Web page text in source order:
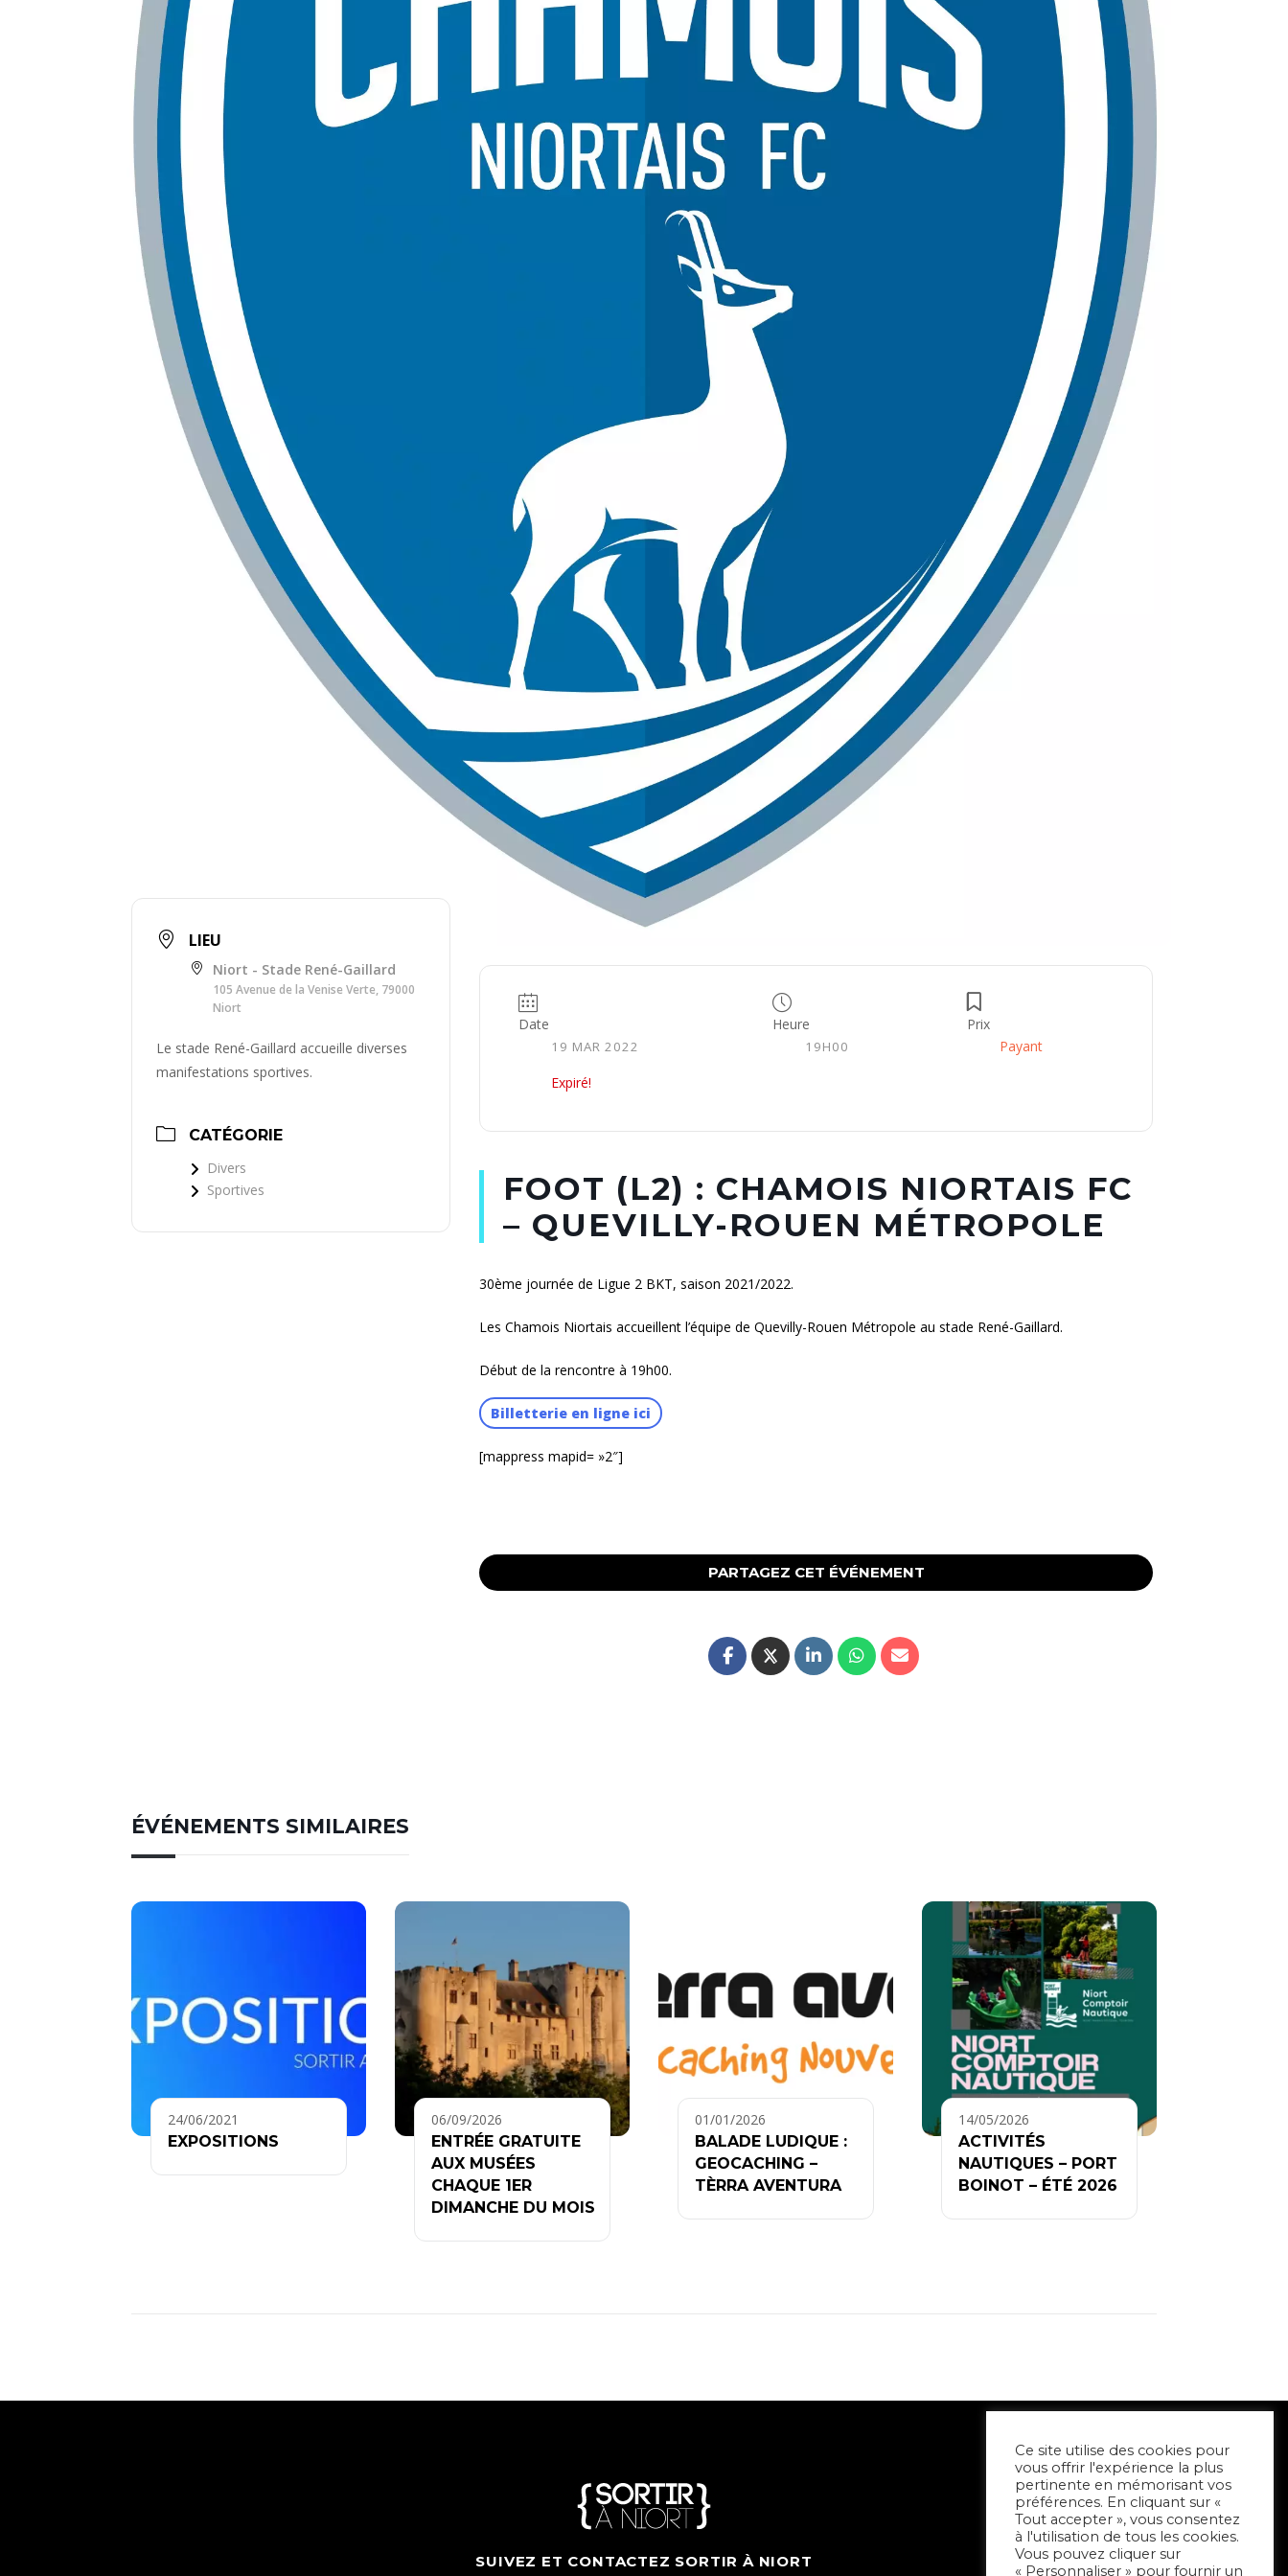
LIEU
Niort - Stade René-Gaillard
105 Avenue de la Venise Verte, 79000
Niort
Le stade René-Gaillard accueille diverses
manifestations sportives.
CATÉGORIE
Divers
Sportives
Date
19 MAR 2022
Expiré!
Heure
19H00
Prix
Payant
FOOT (L2) : CHAMOIS NIORTAIS FC
– QUEVILLY-ROUEN MÉTROPOLE
30ème journée de Ligue 2 BKT, saison 2021/2022.
Les Chamois Niortais accueillent l’équipe de Quevilly-Rouen Métropole au stade René-Gaillard.
Début de la rencontre à 19h00.
Billetterie en ligne ici
[mappress mapid= »2″]
PARTAGEZ CET ÉVÉNEMENT
ÉVÉNEMENTS SIMILAIRES
24/06/2021
EXPOSITIONS
06/09/2026
ENTRÉE GRATUITE
AUX MUSÉES
CHAQUE 1ER
DIMANCHE DU MOIS
01/01/2026
BALADE LUDIQUE :
GEOCACHING –
TÈRRA AVENTURA
14/05/2026
ACTIVITÉS
NAUTIQUES – PORT
BOINOT – ÉTÉ 2026
SUIVEZ ET CONTACTEZ SORTIR À NIORT
Ce site utilise des cookies pour
vous offrir l'expérience la plus
pertinente en mémorisant vos
préférences. En cliquant sur «
Tout accepter », vous consentez
à l'utilisation de tous les cookies.
Vous pouvez cliquer sur
« Personnaliser » pour fournir un